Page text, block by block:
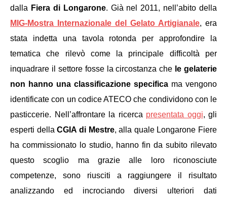
dalla Fiera di Longarone. Già nel 2011, nell’abito della
MIG-Mostra Internazionale del Gelato Artigianale, era
stata indetta una tavola rotonda per approfondire la
tematica che rilevò come la principale difficoltà per
inquadrare il settore fosse la circostanza che le gelaterie
non hanno una classificazione specifica ma vengono
identificate con un codice ATECO che condividono con le
pasticcerie. Nell’affrontare la ricerca presentata oggi, gli
esperti dellaCGIA di Mestre, alla quale Longarone Fiere
ha commissionato lo studio, hanno fin da subito rilevato
questo scoglio ma grazie alle loro riconosciute
competenze, sono riusciti a raggiungere il risultato
analizzando ed incrociando diversi ulteriori dati